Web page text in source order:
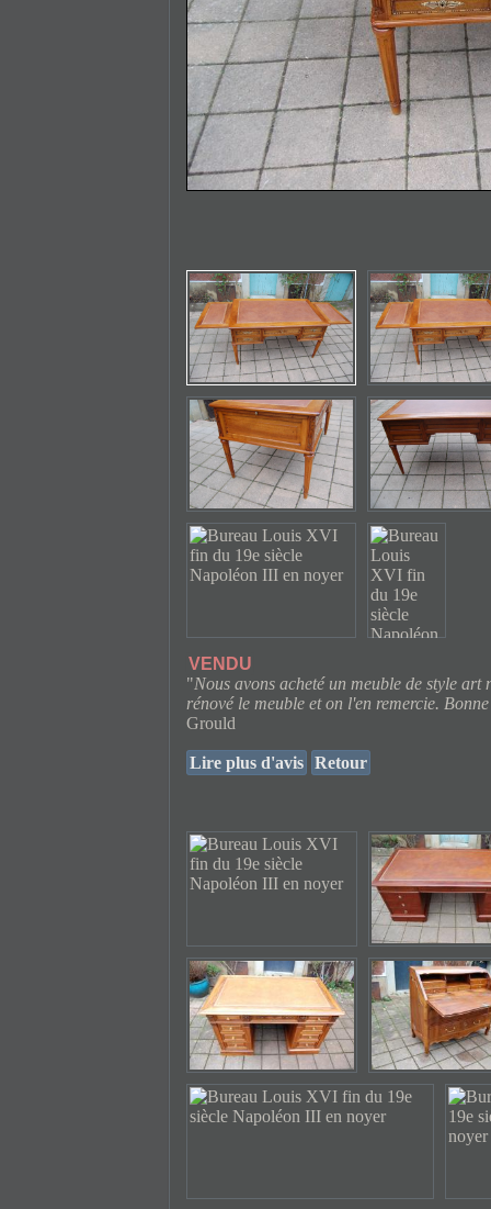
VENDU
"Nous avons acheté un meuble de style
rénové le meuble et on l'en remercie.
Grould
Lire plus d'avis Retour